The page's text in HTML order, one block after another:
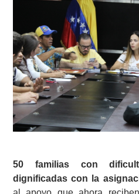
50 familias con
dignificadas con la